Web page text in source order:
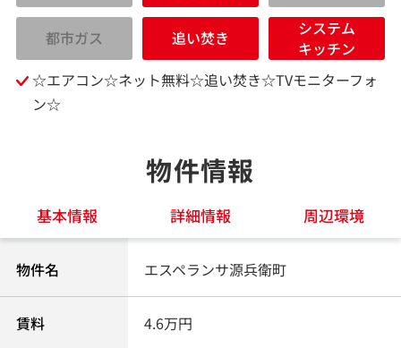
都市ガス 追い焚き
システム
キッチン
☆エアコン☆ネット無料☆追い焚き☆TVモニターフォ
ン☆
物件情報
基本情報 詳細情報 周辺環境
物件名 エスペランサ源兵衛町
賃料 4.6万円